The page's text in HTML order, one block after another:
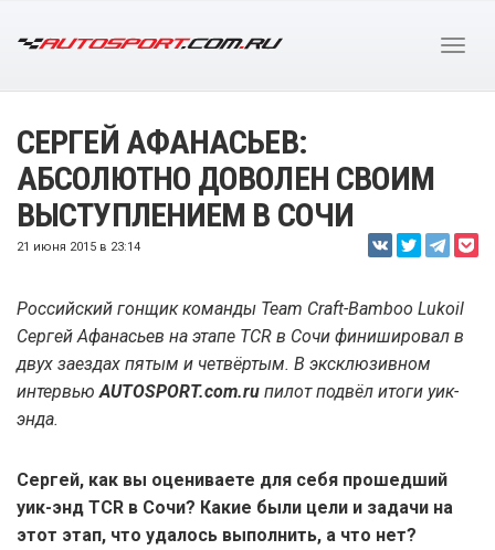
СЕРГЕЙ АФАНАСЬЕВ:
АБСОЛЮТНО ДОВОЛЕН СВОИМ
ВЫСТУПЛЕНИЕМ В СОЧИ
21 июня 2015 в 23:14
Российский гонщик команды Team Craft-Bamboo Lukoil
Сергей Афанасьев на этапе TCR в Сочи финишировал в
двух заездах пятым и четвёртым. В эксклюзивном
интервьюAUTOSPORT.com.ru пилот подвёл итоги уик-
энда.
Сергей, как вы оцениваете для себя прошедший
уик-энд TCR в Сочи? Какие были цели и задачи на
этот этап, что удалось выполнить, а что нет?